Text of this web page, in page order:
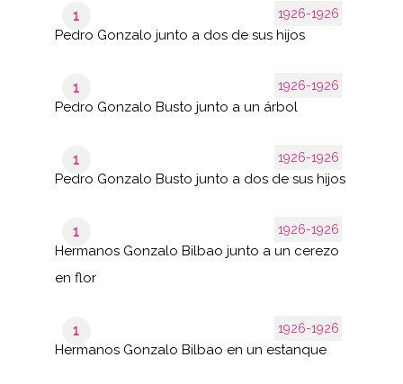
1926-1926
1
Pedro Gonzalo junto a dos de sus hijos
1926-1926
1
Pedro Gonzalo Busto junto a un árbol
1926-1926
1
Pedro Gonzalo Busto junto a dos de sus hijos
1926-1926
1
Hermanos Gonzalo Bilbao junto a un cerezo
en flor
1926-1926
1
Hermanos Gonzalo Bilbao en un estanque